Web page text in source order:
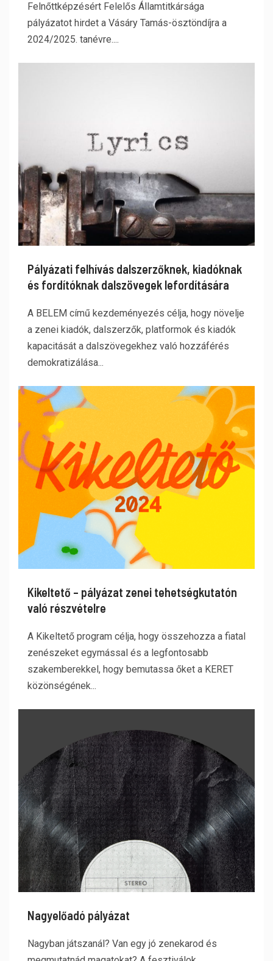
Felnőttképzésért Felelős Államtitkársága
pályázatot hirdet a Vásáry Tamás-ösztöndíjra a
2024/2025. tanévre....
Pályázati felhívás dalszerzőknek, kiadóknak
és fordítóknak dalszövegek lefordítására
A BELEM című kezdeményezés célja, hogy növelje
a zenei kiadók, dalszerzők, platformok és kiadók
kapacitását a dalszövegekhez való hozzáférés
demokratizálása...
Kikeltető – pályázat zenei tehetségkutatón
való részvételre
A Kikeltető program célja, hogy összehozza a fiatal
zenészeket egymással és a legfontosabb
szakemberekkel, hogy bemutassa őket a KERET
közönségének...
Nagyelőadó pályázat
Nagyban játszanál? Van egy jó zenekarod és